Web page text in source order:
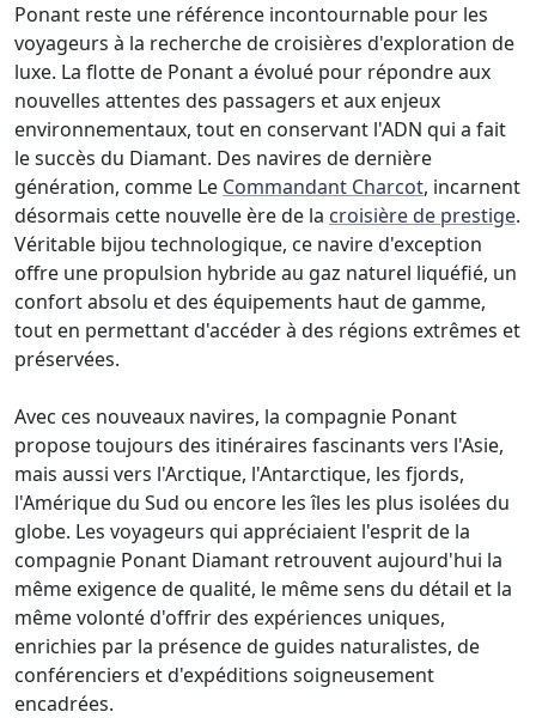
Ponant reste une référence incontournable pour les
voyageurs à la recherche de croisières d'exploration de
luxe. La flotte de Ponant a évolué pour répondre aux
nouvelles attentes des passagers et aux enjeux
environnementaux, tout en conservant l'ADN qui a fait
le succès du Diamant. Des navires de dernière
génération, comme Le Commandant Charcot, incarnent
désormais cette nouvelle ère de la croisière de prestige.
Véritable bijou technologique, ce navire d'exception
offre une propulsion hybride au gaz naturel liquéfié, un
confort absolu et des équipements haut de gamme,
tout en permettant d'accéder à des régions extrêmes et
préservées.
Avec ces nouveaux navires, la compagnie Ponant
propose toujours des itinéraires fascinants vers l'Asie,
mais aussi vers l'Arctique, l'Antarctique, les fjords,
l'Amérique du Sud ou encore les îles les plus isolées du
globe. Les voyageurs qui appréciaient l'esprit de la
compagnie Ponant Diamant retrouvent aujourd'hui la
même exigence de qualité, le même sens du détail et la
même volonté d'offrir des expériences uniques,
enrichies par la présence de guides naturalistes, de
conférenciers et d'expéditions soigneusement
encadrées.